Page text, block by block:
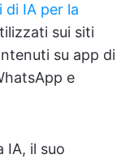
di IA per la
sui siti
su app di
e
IA, il suo